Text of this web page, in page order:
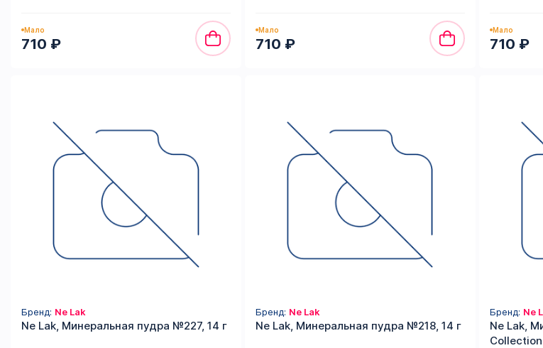
Мало
710 ₽
Мало
710 ₽
Мало
710 ₽
Бренд: Ne Lak
Ne Lak, Минеральная пудра №227, 14 г
Бренд: Ne Lak
Ne Lak, Минеральная пудра №218, 14 г
Бренд: Ne
Ne Lak,